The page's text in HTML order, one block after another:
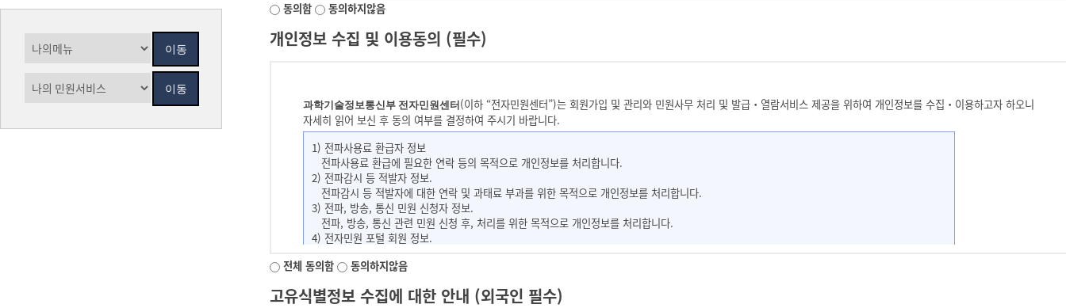
3. 당 사이트가 약관을 개정할 경우에는 적용일자 및 개정사유를 명시하여 현행약관과 함께 당 사이트의 초기화면에 그 적용일자 7일이전부터 적용일자 전일까지 공지합니다.
스 사용 행위에는 본 약관이 우선적으로 적용될 것입니다.
경우 약관의 변경 사항에 동의한 것으로 간주됩니다.
7. 본 약관에 명시되지 않은 사항은 전기통신기본법, 전기통신사업법, 정보통신윤리위원회심의규정, 정보통신 윤리강령, 프로그램보호법 및 기타 관련 법령의 규정에 의합니다.
제3조 (용어의 정의)
본 약관에서 사용하는 용어의 정의는 다음과 같습니다.
1. 이용자 : 본 약관에 따라 당 사이트가 제공하는 서비스를 받는 자.
2. 이용계약 : 서비스 이용과 관련하여 당 사이트와 이용자간에 체결하는 계약을 말합니다.
3. 가 입 : 당 사이트가 제공하는 신청서 양식에 해당 정보를 기입하고, 본 약관에 동의하여 서비스 이용계약을 완료시키는 행위
4. 회 원 : 당 사이트에 회원가입에 필요한 개인 정보를 제공하여 회원 등록을 한 자로서, 당 사이트의 정보 및 서비스를 이용할 수 있는 자
5. 이용자번호(ID) : 이용고객의 식별과 이용자가 서비스 이용을 위하여 이용자가 선정하고 당 사이트가 부여하는 문자와 숫자의 조합을 말합니다.
6. 비밀번호(PW) : 이용자가 등록회원과 동일인인지 신원을 확인하고 통신상의 자신의 개인정보보호를 위하여 이용자 자신이 선정한 문자와 숫자의 조합
7. 탈퇴(해지) : 회원이 이용계약을 종료시키는 행위
8. 본 약관에서 정의하지 않은 용어는 개별서비스에 대한 별도약관 및 이용규정에서 정의합니다.
동의함 동의하지않음
개인정보 수집 및 이용동의 (필수)
과학기술정보통신부 전자민원센터 (이하 “전자민원센터”)는 회원가입 및 관리와 민원사무 처리 및 발급‧열람서비스 제공을 위하여 개인정보를 수집‧이용하고자 하오니
자세히 읽어 보신 후 동의 여부를 결정하여 주시기 바랍니다.
1) 전파사용료 환급자 정보
전파사용료 환급에 필요한 연락 등의 목적으로 개인정보를 처리합니다.
2) 전파감시 등 적발자 정보.
전파감시 등 적발자에 대한 연락 및 과태료 부과를 위한 목적으로 개인정보를 처리합니다.
3) 전파, 방송, 통신 민원 신청자 정보.
전파, 방송, 통신 관련 민원 신청 후, 처리를 위한 목적으로 개인정보를 처리합니다.
4) 전자민원 포털 회원 정보.
5) 적합성평가(인증, 등록 등) 소유자 정보.
6) 방송통신 인허가 신청 사업자 정보.
전체 동의함 동의하지않음
고유식별정보 수집에 대한 안내 (외국인 필수)